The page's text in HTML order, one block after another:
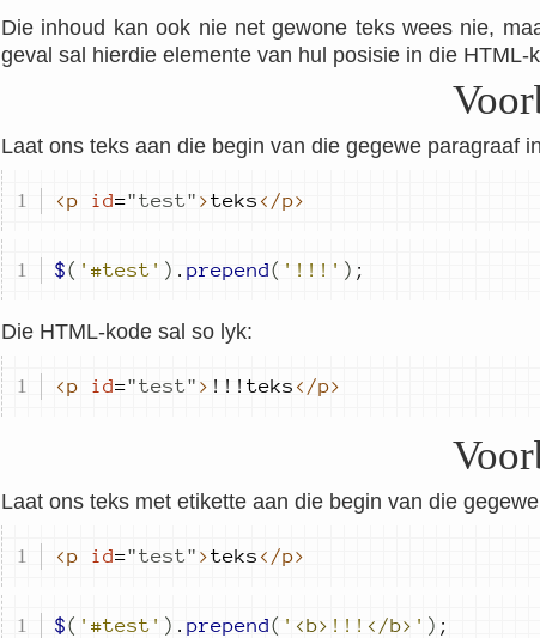
Die inhoud kan ook nie net gewone teks wees nie,
geval sal hierdie elemente van hul posisie in die HTML-
Laat ons teks aan die begin van die gegewe paragraaf
<p id="test" >teks </p>
$( '#test' ) . prepend( '!!!' ) ;
Die HTML-kode sal so lyk:
<p id="test" > !!!teks </p>
Laat ons teks met etikette aan die begin van die
<p id="test" >teks </p>
$( '#test' ) . prepend( ' <b> !!! </b> ' ) ;